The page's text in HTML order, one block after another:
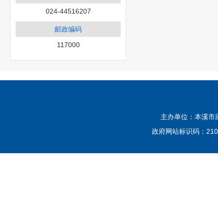
024-44516207
邮政编码
117000
主办单位：本溪
政府网站标识码：